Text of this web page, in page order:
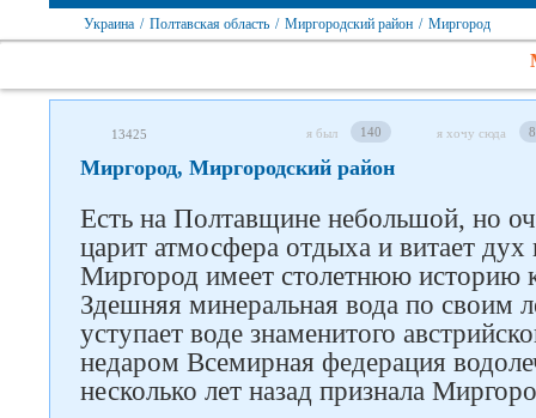
Украина / Полтавская область / Миргородский район / Миргород
13425 я был 140 я хочу сюда 8
Миргород, Миргородский район
Есть на Полтавщине небольшой, но
царит атмосфера отдыха и витает дух
Миргород имеет столетнюю историю
Здешняя минеральная вода по своим
уступает воде знаменитого
недаром Всемирная федерация
несколько лет назад признала